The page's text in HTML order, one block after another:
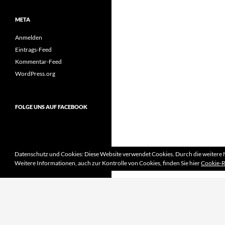
META
Anmelden
Eintrags-Feed
Kommentar-Feed
WordPress.org
FOLGE UNS AUF FACEBOOK
Datenschutz und Cookies: Diese Website verwendet Cookies. Durch die
Weitere Informationen, auch zur Kontrolle von Cookies, finden Sie hierCookie-